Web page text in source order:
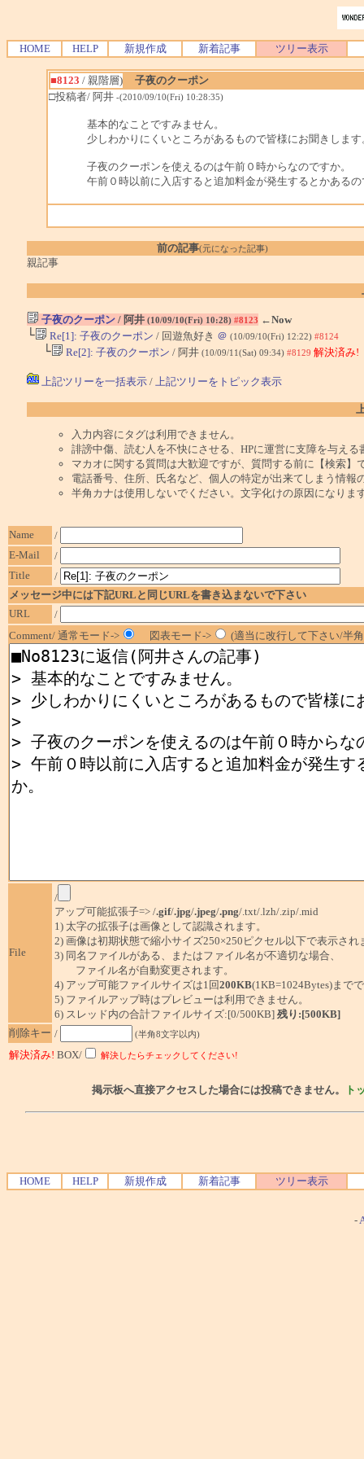
HOME HELP 新規作成 新着記事 ツリー表示
■8123 / 親階層)
子夜のクーポン
□投稿者/ 阿井 -(2010/09/10(Fri) 10:28:35)
基本的なことですみません。
少しわかりにくいところがあるもので皆様にお聞きします
子夜のクーポンを使えるのは午前０時からなのですか。
午前０時以前に入店すると追加料金が発生するとかあるの
前の記事(元になった記事)
親記事
子夜のクーポン/ 阿井 (10/09/10(Fri) 10:28) #8123 ←Now
└ Re[1]: 子夜のクーポン / 回遊魚好き ＠ (10/09/10(Fri) 12:22) #8124
└ Re[2]: 子夜のクーポン / 阿井 (10/09/11(Sat) 09:34) #8129 解決済み!
上記ツリーを一括表示/ 上記ツリーをトピック表示
入力内容にタグは利用できません。
誹謗中傷、読む人を不快にさせる、HPに運営に支障を与え
マカオに関する質問は大歓迎ですが、質問する前に【検索】
電話番号、住所、氏名など、個人の特定が出来てしまう情報
半角カナは使用しないでください。文字化けの原因になりま
Name
/
E-Mail
/
Title
/
メッセージ中には下記URLと同じURLを書き込まないで下さい
URL
/
Comment/ 通常モード->
図表モード-> (適当に改行して下さい/半
File
/
アップ可能拡張子=> /.gif/.jpg/.jpeg/.png/.txt/.lzh/.zip/.mid
1) 太字の拡張子は画像として認識されます。
2) 画像は初期状態で縮小サイズ250×250ピクセル以下で表示され
3) 同名ファイルがある、またはファイル名が不適切な場合、
ファイル名が自動変更されます。
4) アップ可能ファイルサイズは1回200KB(1KB=1024Bytes)まで
5) ファイルアップ時はプレビューは利用できません。
6) スレッド内の合計ファイルサイズ:[0/500KB] 残り:[500KB]
削除キー / (半角8文字以内)
解決済み! BOX/ 解決したらチェックしてください!
掲示板へ直接アクセスした場合には投稿できません。 ト
HOME HELP 新規作成 新着記事 ツリー表示
-